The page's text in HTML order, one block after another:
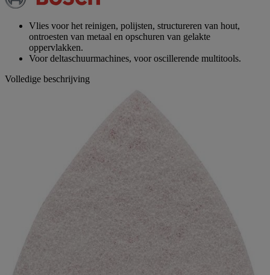
Vlies voor het reinigen, polijsten, structureren van hout,
ontroesten van metaal en opschuren van gelakte
oppervlakken.
Voor deltaschuurmachines, voor oscillerende multitools.
Volledige beschrijving